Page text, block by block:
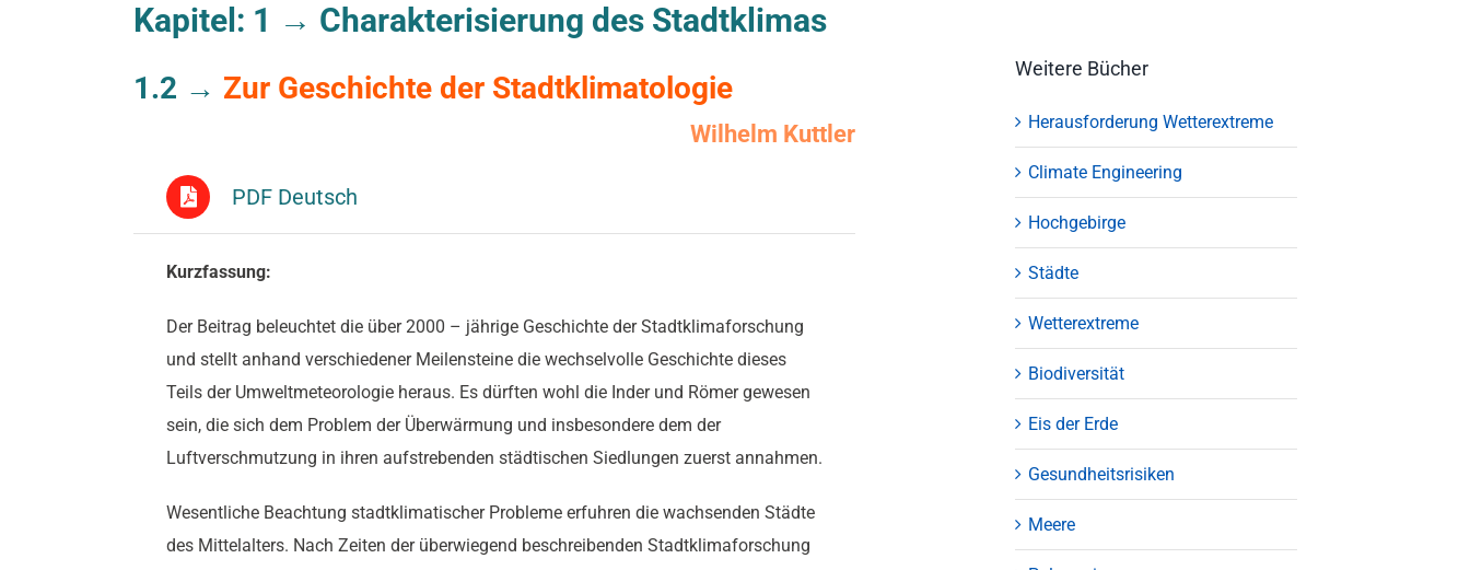
Kapitel: 1 → Charakterisierung des Stadtklimas
1.2 → Zur Geschichte der Stadtklimatologie
Wilhelm Kuttler
PDF Deutsch
Kurzfassung:
Der Beitrag beleuchtet die über 2000 – jährige Geschichte der Stadtklimaforschung
und stellt anhand verschiedener Meilensteine die wechselvolle Geschichte dieses
Teils der Umweltmeteorologie heraus. Es dürften wohl die Inder und Römer gewesen
sein, die sich dem Problem der Überwärmung und insbesondere dem der
Luftverschmutzung in ihren aufstrebenden städtischen Siedlungen zuerst annahmen.
Wesentliche Beachtung stadtklimatischer Probleme erfuhren die wachsenden Städte
des Mittelalters. Nach Zeiten der überwiegend beschreibenden Stadtklimaforschung
Weitere Bücher
Herausforderung Wetterextreme
Climate Engineering
Hochgebirge
Städte
Wetterextreme
Biodiversität
Eis der Erde
Gesundheitsrisiken
Meere